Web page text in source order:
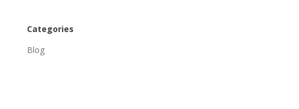
Categories
Blog